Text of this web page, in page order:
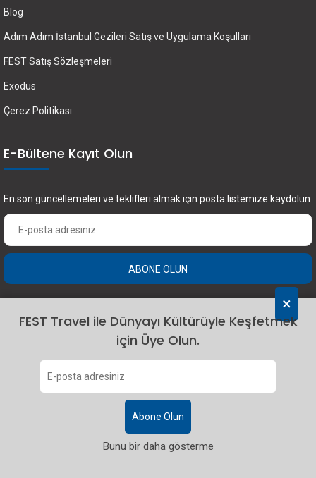
×
FEST Travel ile Dünyayı Kültürüyle Keşfetmek
için Üye Olun.
Abone Olun
Bunu bir daha gösterme
Blog
Adım Adım İstanbul Gezileri Satış ve Uygulama Koşulları
FEST Satış Sözleşmeleri
Exodus
Çerez Politikası
E-Bültene Kayıt Olun
En son güncellemeleri ve teklifleri almak için posta listemize kaydolun
ABONE OLUN
2024 Fest Travel. Tüm hakları saklıdır.